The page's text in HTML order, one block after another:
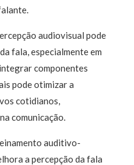
audiovisual pode
fala, especialmente em
componentes
pode otimizar a
cotidianos,
comunicação.
auditivo-
a percepção da fala